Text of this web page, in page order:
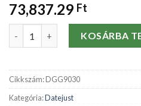
73,837.29 Ft
Replika órák Rolex Turn-O-
KOSÁRBA
Cikkszám:DGG9030
Kategória:Datejust